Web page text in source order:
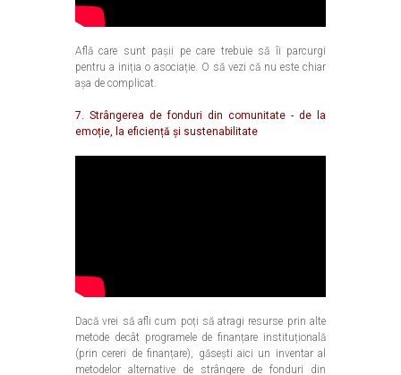
Află care sunt pașii pe care trebuie să îi parcurgi
pentru a iniția o asociație. O să vezi că nu este chiar
așa de complicat.
7. Strângerea de fonduri din comunitate - de la
emoție, la eficiență și sustenabilitate
Dacă vrei să afli cum poți să atragi resurse prin alte
metode decât programele de finanțare instituțională
(prin cereri de finanțare), găsești aici un inventar al
metodelor alternative de strângere de fonduri din